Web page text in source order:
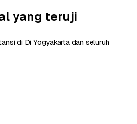
yang teruji
di Di Yogyakarta dan seluruh